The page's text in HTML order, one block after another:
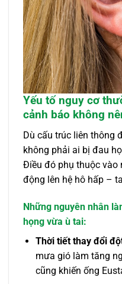
Yếu tố nguy cơ
cảnh báo không
Dù cấu trúc liên thông
không phải ai bị đau
Điều đó phụ thuộc vào
động lên hệ hô hấp –
Những nguyên nhân
họng vừa ù tai:
Thời tiết thay đổi
mưa gió làm tăng
cũng khiến ống